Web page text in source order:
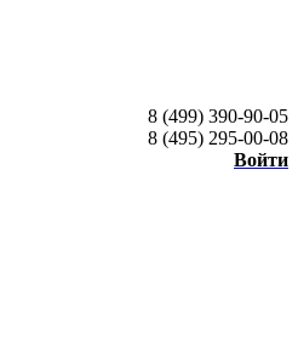
8 (499) 390-90-05
8 (495) 295-00-08
Войти